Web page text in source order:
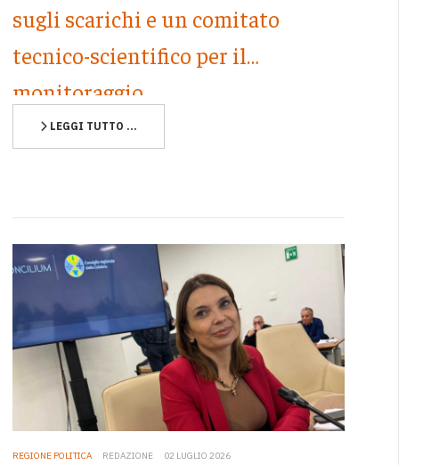
sugli scarichi e un comitato
tecnico-scientifico per il
monitoraggio
LEGGI TUTTO …
REGIONE POLITICA REDAZIONE 02 LUGLIO 2026